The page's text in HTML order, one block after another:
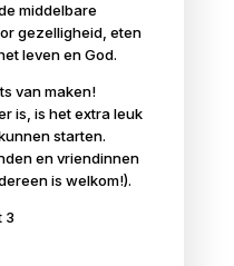
middelbare
gezelligheid, eten
leven en God.
van maken!
is, is het extra leuk
starten.
en vriendinnen
is welkom!).
3